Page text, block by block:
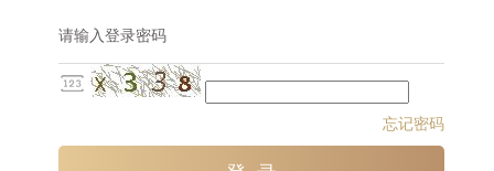
请输入登录密码
忘记密码